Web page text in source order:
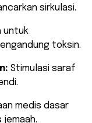
sirkulasi.
untuk
toksin.
Stimulasi saraf
medis dasar